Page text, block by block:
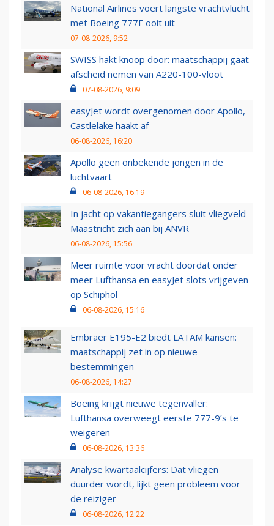
National Airlines voert langste vrachtvlucht
met Boeing 777F ooit uit
07-08-2026, 9:52
SWISS hakt knoop door: maatschappij gaat
afscheid nemen van A220-100-vloot
07-08-2026, 9:09
easyJet wordt overgenomen door Apollo,
Castlelake haakt af
06-08-2026, 16:20
Apollo geen onbekende jongen in de
luchtvaart
06-08-2026, 16:19
In jacht op vakantiegangers sluit vliegveld
Maastricht zich aan bij ANVR
06-08-2026, 15:56
Meer ruimte voor vracht doordat onder
meer Lufthansa en easyJet slots vrijgeven
op Schiphol
06-08-2026, 15:16
Embraer E195-E2 biedt LATAM kansen:
maatschappij zet in op nieuwe
bestemmingen
06-08-2026, 14:27
Boeing krijgt nieuwe tegenvaller:
Lufthansa overweegt eerste 777-9’s te
weigeren
06-08-2026, 13:36
Analyse kwartaalcijfers: Dat vliegen
duurder wordt, lijkt geen probleem voor
de reiziger
06-08-2026, 12:22